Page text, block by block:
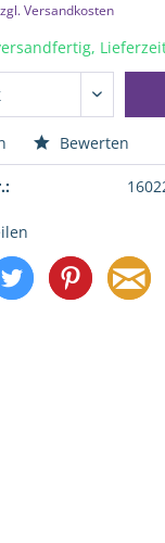
Versandkosten
Bewerten